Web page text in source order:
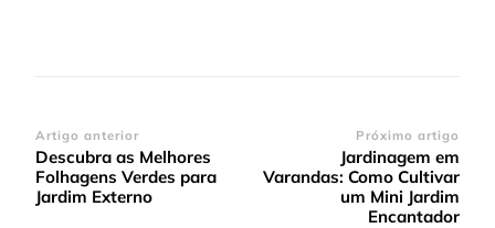
Navegação
de
post
Artigo anterior
Descubra as Melhores
Folhagens Verdes para
Jardim Externo
Próximo artigo
Jardinagem em
Varandas: Como Cultivar
um Mini Jardim
Encantador